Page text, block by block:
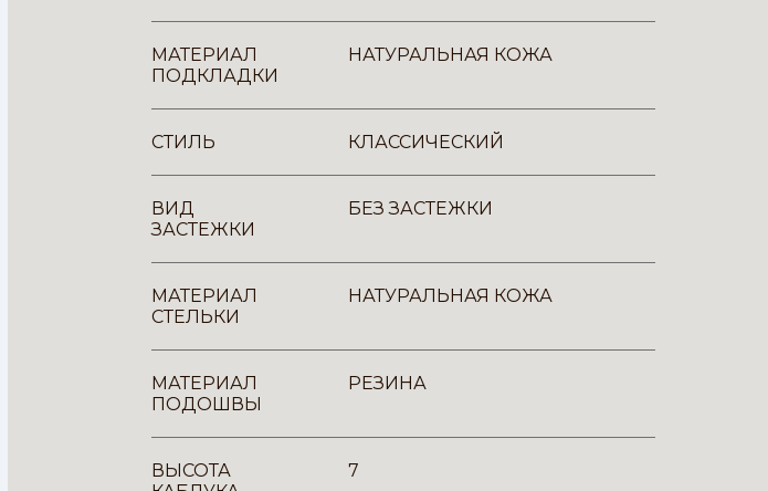
МАТЕРИАЛ
ПОДКЛАДКИ
НАТУРАЛЬНАЯ КОЖА
СТИЛЬ КЛАССИЧЕСКИЙ
ВИД
ЗАСТЕЖКИ
БЕЗ ЗАСТЕЖКИ
МАТЕРИАЛ
СТЕЛЬКИ
НАТУРАЛЬНАЯ КОЖА
МАТЕРИАЛ
ПОДОШВЫ
РЕЗИНА
ВЫСОТА
7